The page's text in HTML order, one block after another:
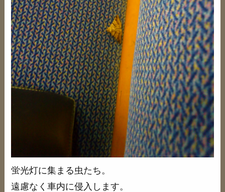
蛍光灯に集まる虫たち。
遠慮なく車内に侵入します。